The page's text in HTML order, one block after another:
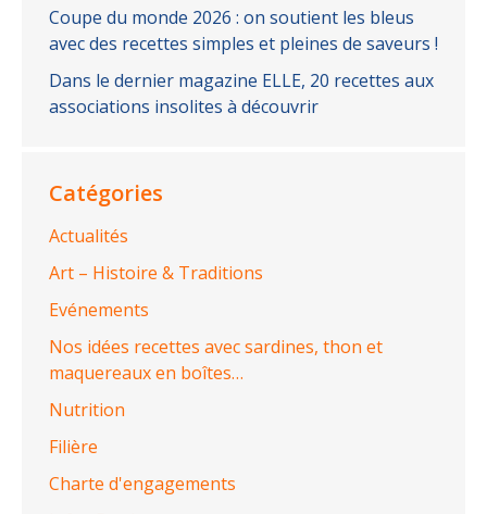
Coupe du monde 2026 : on soutient les bleus
avec des recettes simples et pleines de saveurs !
Dans le dernier magazine ELLE, 20 recettes aux
associations insolites à découvrir
Catégories
Actualités
Art – Histoire & Traditions
Evénements
Nos idées recettes avec sardines, thon et
maquereaux en boîtes…
Nutrition
Filière
Charte d'engagements